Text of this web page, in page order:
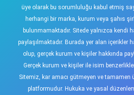
üye olarak bu sorumluluğu kabul etmiş
herhangi bir marka, kurum veya şahıs
bulunmamaktadır. Sitede yalnızca kendi
paylaşılmaktadır. Burada yer alan içerikler
olup, gerçek kurum ve kişiler hakkında
Gerçek kurum ve kişiler ile isim
Sitemiz, kar amacı gütmeyen ve tamamen
platformudur. Hukuka ve yasal